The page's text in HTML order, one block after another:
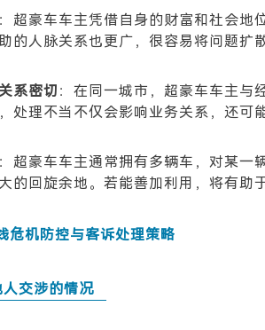
：超豪车车主凭借自身的财富和社会地
的人脉关系也更广，很容易将问题扩
系密切 ：在同一城市，超豪车车主与
处理不当不仅会影响业务关系，还可
：超豪车车主通常拥有多辆车，对某一
的回旋余地。若能善加利用，将有助
危机防控与客诉处理策略
交涉的情况